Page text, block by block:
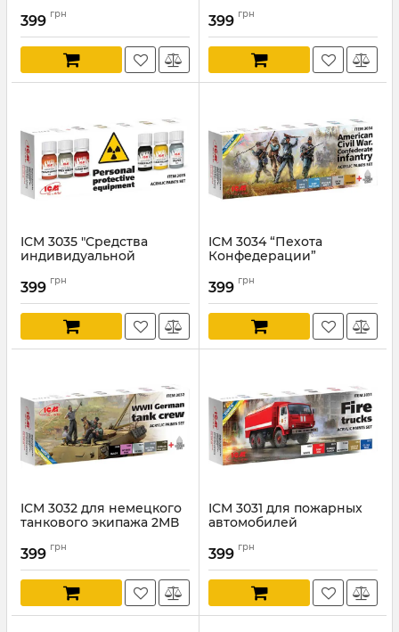
399 грн 399 грн
ICM 3035 "Средства
индивидуальной
Артикул:
399 грн
ICM 3034 “Пехота
Конфедерации”
399 грн
ICM 3032 для немецкого
танкового экипажа 2МВ
399 грн
ICM 3031 для пожарных
автомобилей
399 грн